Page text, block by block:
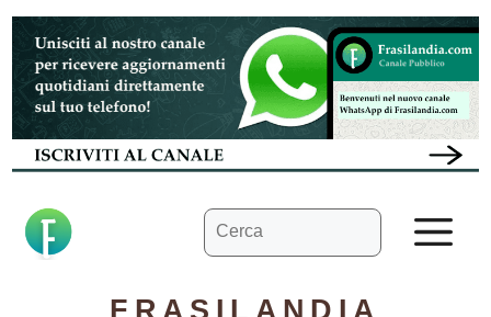
Vai
contenuto
Ricerca
per:
FRASILANDIA